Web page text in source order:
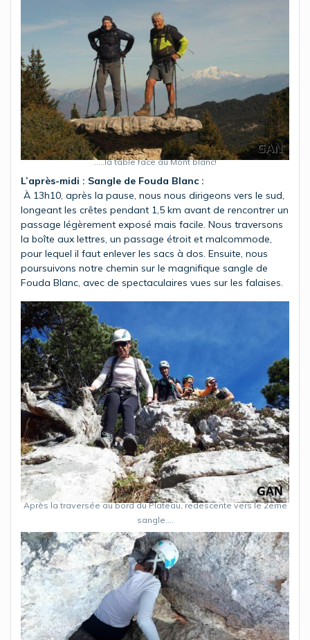
…..la table face au Mont blanc!
L’après-midi : Sangle de Fouda Blanc :
À 13h10, après la pause, nous nous dirigeons vers le sud,
longeant les crêtes pendant 1,5 km avant de rencontrer un
passage légèrement exposé mais facile. Nous traversons
la boîte aux lettres, un passage étroit et malcommode,
pour lequel il faut enlever les sacs à dos. Ensuite, nous
poursuivons notre chemin sur le magnifique sangle de
Fouda Blanc, avec de spectaculaires vues sur les falaises.
Après la traversée au bord du Plateau, redescente vers le 2eme
sangle….